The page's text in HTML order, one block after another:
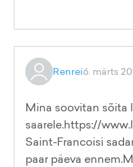
Renrei6. märts
Mina soovitan sõita
saarele.https://
Saint-Francoisi
paar päeva